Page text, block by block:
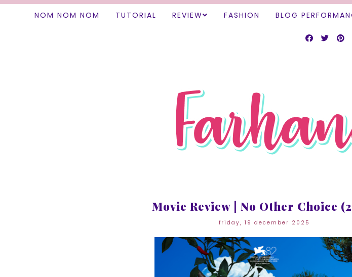
NOM NOM NOM TUTORIAL REVIEW FASHION BLOG
Movie Review | No Other Choice
friday, 19 december 2025